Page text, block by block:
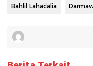
Bahlil Lahadalia